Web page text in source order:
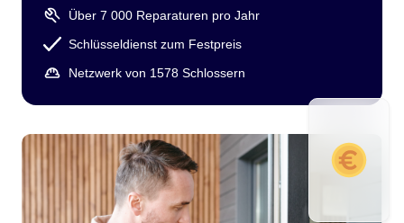
Über 7 000 Reparaturen pro Jahr
Schlüsseldienst zum Festpreis
Netzwerk von 1578 Schlossern